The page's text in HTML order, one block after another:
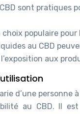
sont pratiques
choix populaire
au CBD
aux
d’une
au CBD. Il